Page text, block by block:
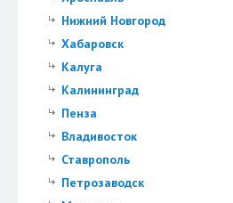
Нижний Новгород
Хабаровск
Калуга
Калининград
Пенза
Владивосток
Ставрополь
Петрозаводск